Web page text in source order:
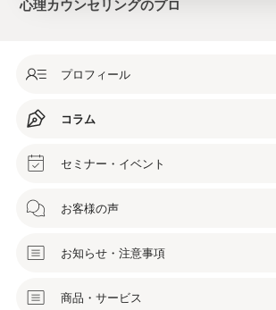
心理カウンセリングのプロ
プロフィール
コラム
セミナー・イベント
お客様の声
お知らせ・注意事項
商品・サービス